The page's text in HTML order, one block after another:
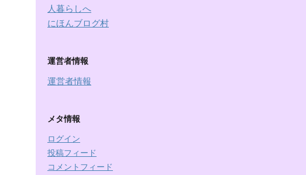
にほんブログ村
運営者情報
運営者情報
メタ情報
ログイン
投稿フィード
コメントフィード